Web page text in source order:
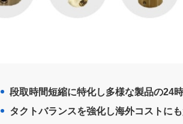
段取時間短縮に特化し多様な製品の24
タクトバランスを強化し海外コストに